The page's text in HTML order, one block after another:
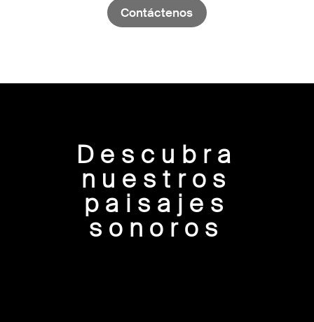
Contáctenos
Descubra
nuestros
paisajes
sonoros